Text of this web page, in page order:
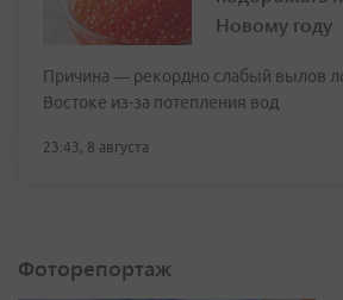
Новому году
Причина — рекордно слабый вылов
Востоке из-за потепления вод
23:43, 8 августа
Фоторепортаж